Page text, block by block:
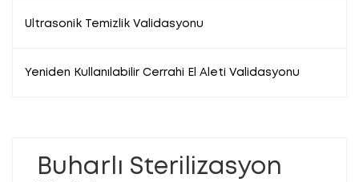
Ultrasonik Temizlik Validasyonu
Yeniden Kullanılabilir Cerrahi El Aleti Validasyonu
Buharlı Sterilizasyon